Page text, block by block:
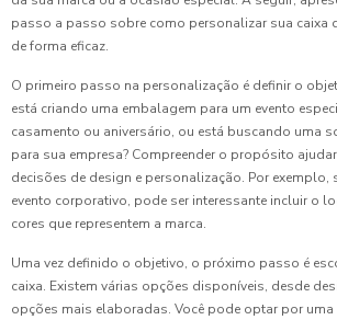
passo a passo sobre como personalizar sua caixa
de forma eficaz.
O primeiro passo na personalização é definir o
está criando uma embalagem para um evento
casamento ou aniversário, ou está buscando uma
para sua empresa? Compreender o propósito
decisões de design e personalização. Por exemplo,
evento corporativo, pode ser interessante incluir o
cores que representem a marca.
Uma vez definido o objetivo, o próximo passo é
caixa. Existem várias opções disponíveis, desde
opções mais elaboradas. Você pode optar por uma